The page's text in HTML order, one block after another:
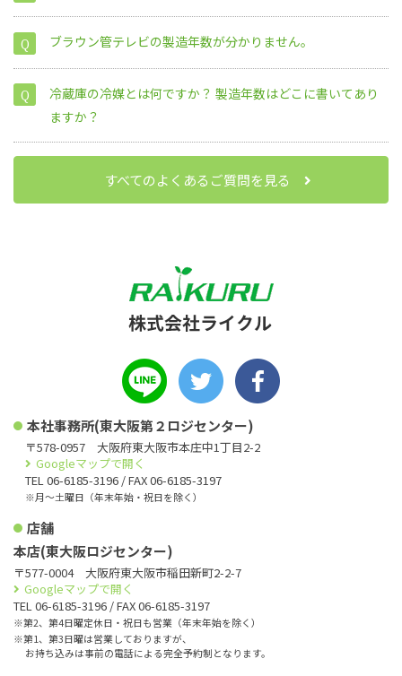
53.34cm 32cm
ブラウン管テレビの製造年数が分かりません。
冷蔵庫の冷媒とは何ですか？ 製造年数はどこに書いてあり
ますか？
すべてのよくあるご質問を見る
本社事務所(東大阪第２ロジセンター)
〒578-0957 大阪府東大阪市本庄中1丁目2-2
Googleマップで開く
TEL 06-6185-3196 / FAX 06-6185-3197
※月〜土曜日（年末年始・祝日を除く）
店舗
本店(東大阪ロジセンター)
〒577-0004 大阪府東大阪市稲田新町2-2-7
Googleマップで開く
TEL 06-6185-3196 / FAX 06-6185-3197
※第2、第4日曜定休日・祝日も営業（年末年始を除く）
※第1、第3日曜は営業しておりますが、
お持ち込みは事前の電話による完全予約制となります。